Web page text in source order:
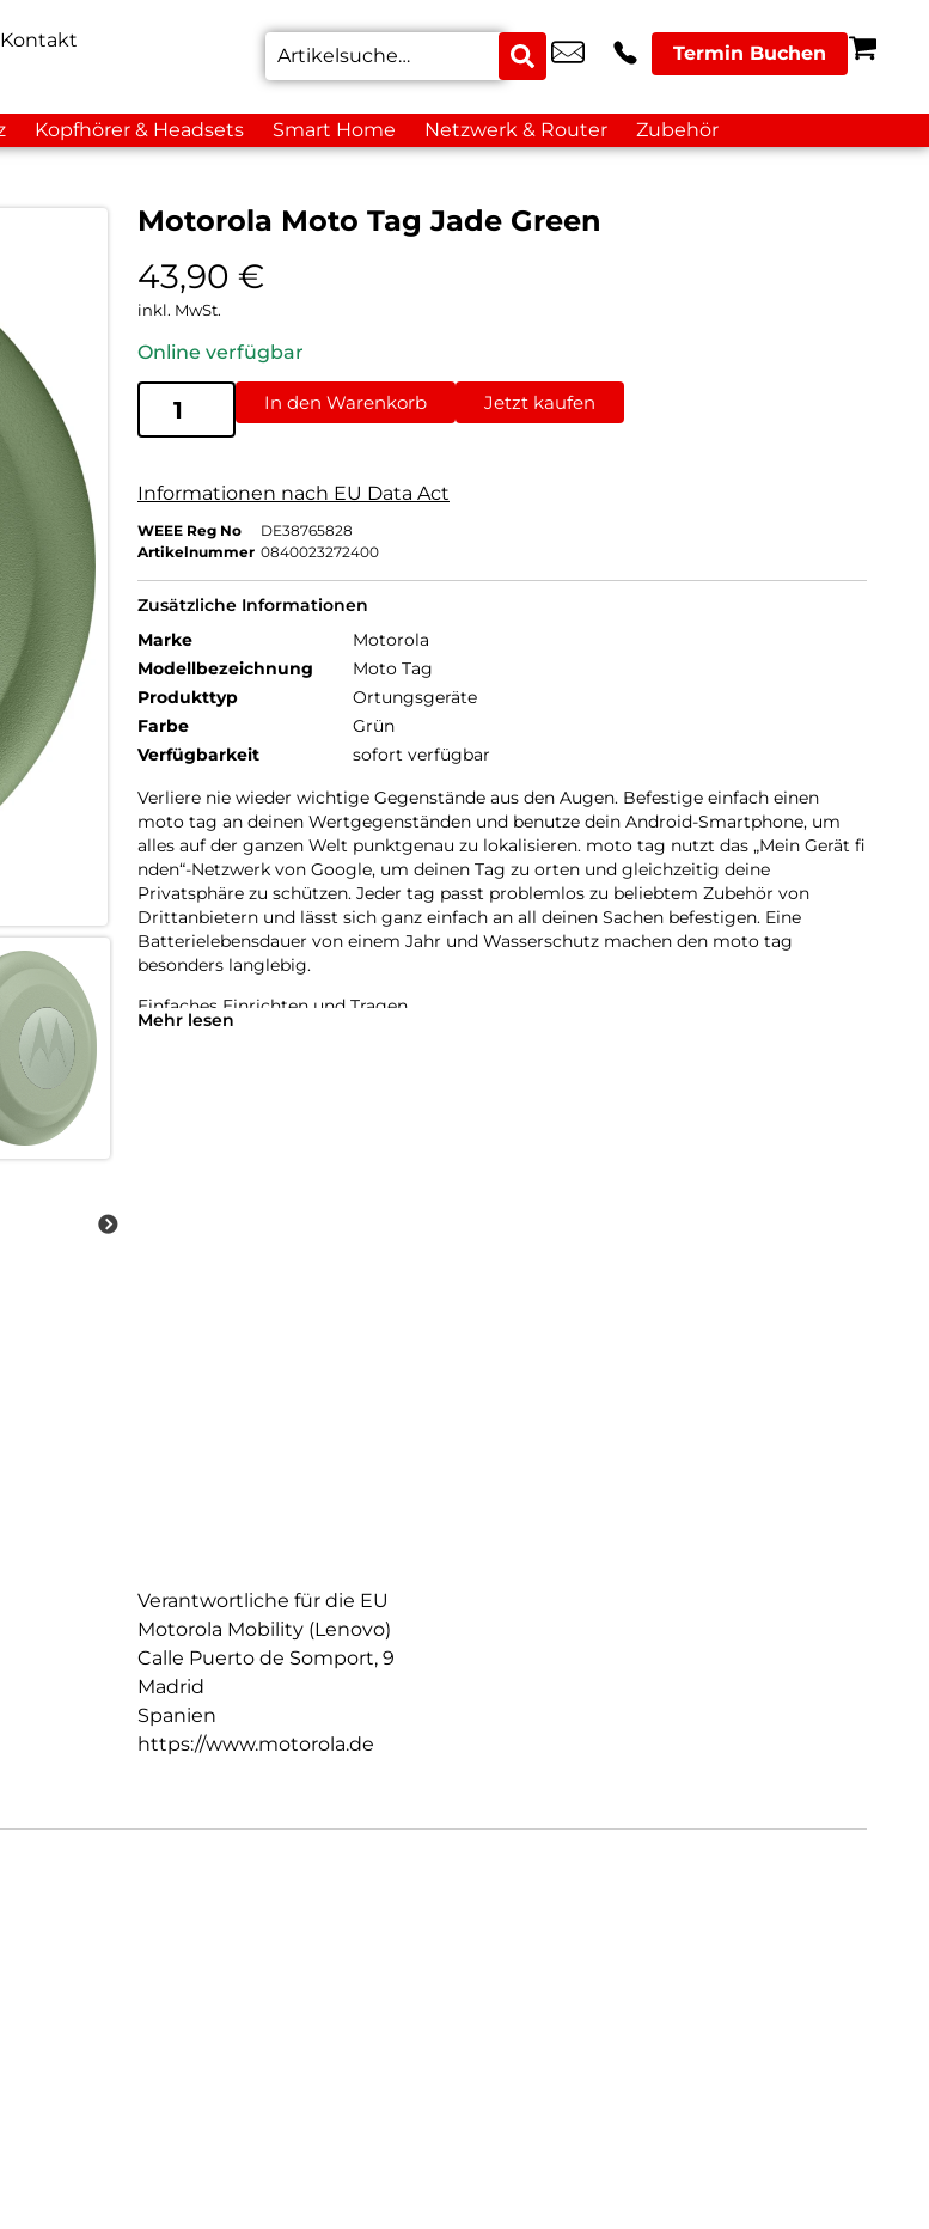
Kontakt
Termin Buchen
Kopfhörer & Headsets Smart Home Netzwerk & Router Zubehör
Motorola Moto Tag Jade Green
43,90 €
inkl. MwSt.
Online verfügbar
In den Warenkorb Jetzt kaufen
Informationen nach EU Data Act
WEEE Reg No
DE38765828
Artikelnummer 0840023272400
Zusätzliche Informationen
Marke
Motorola
Modellbezeichnung
Moto Tag
Produkttyp
Ortungsgeräte
Farbe
Grün
Verfügbarkeit
sofort verfügbar
Verliere nie wieder wichtige Gegenstände aus den Augen. Befestige einfach einen
moto tag an deinen Wertgegenständen und benutze dein Android-Smartphone, um
alles auf der ganzen Welt punktgenau zu lokalisieren. moto tag nutzt das „Mein Gerät fi
nden“-Netzwerk von Google, um deinen Tag zu orten und gleichzeitig deine
Privatsphäre zu schützen. Jeder tag passt problemlos zu beliebtem Zubehör von
Drittanbietern und lässt sich ganz einfach an all deinen Sachen befestigen. Eine
Batterielebensdauer von einem Jahr und Wasserschutz machen den moto tag
besonders langlebig.
Einfaches Einrichten und Tragen.
Passt auf gängiges Zubehör
Das schlanke, stylishe Ortungsgerät lässt sich problemlos an deinen
Wertgegenständen und zahlreichem beliebten Zubehör von Drittanbietern befestigen.
Mehr lesen
Verantwortliche für die EU
Motorola Mobility (Lenovo)
Calle Puerto de Somport, 9
Madrid
Spanien
https://www.motorola.de